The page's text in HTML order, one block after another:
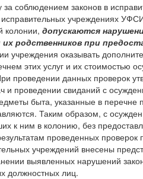
за соблюдением законов в
исправительных учреждениях
колонии, допускаются
родственников при
учреждения оказывать
этих услуг и их стоимостью
проведении данных проверок
и проведении свиданий с
быта, указанные в перечне
Таким образом, с
к ним в колонию, без
проведенных проверок
учреждений внесены
выявленных нарушений
должностных лиц.